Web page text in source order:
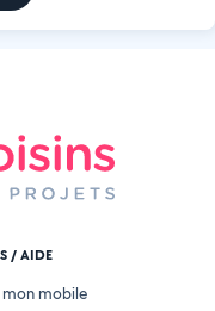
/ AIDE
mon mobile